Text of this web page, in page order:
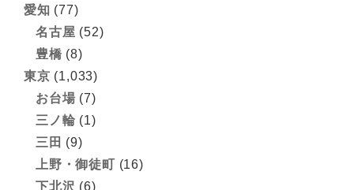
愛知 (77)
名古屋 (52)
豊橋 (8)
東京 (1,033)
お台場 (7)
三ノ輪 (1)
三田 (9)
上野・御徒町 (16)
下北沢 (6)